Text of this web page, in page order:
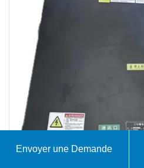
Envoyer une Demande